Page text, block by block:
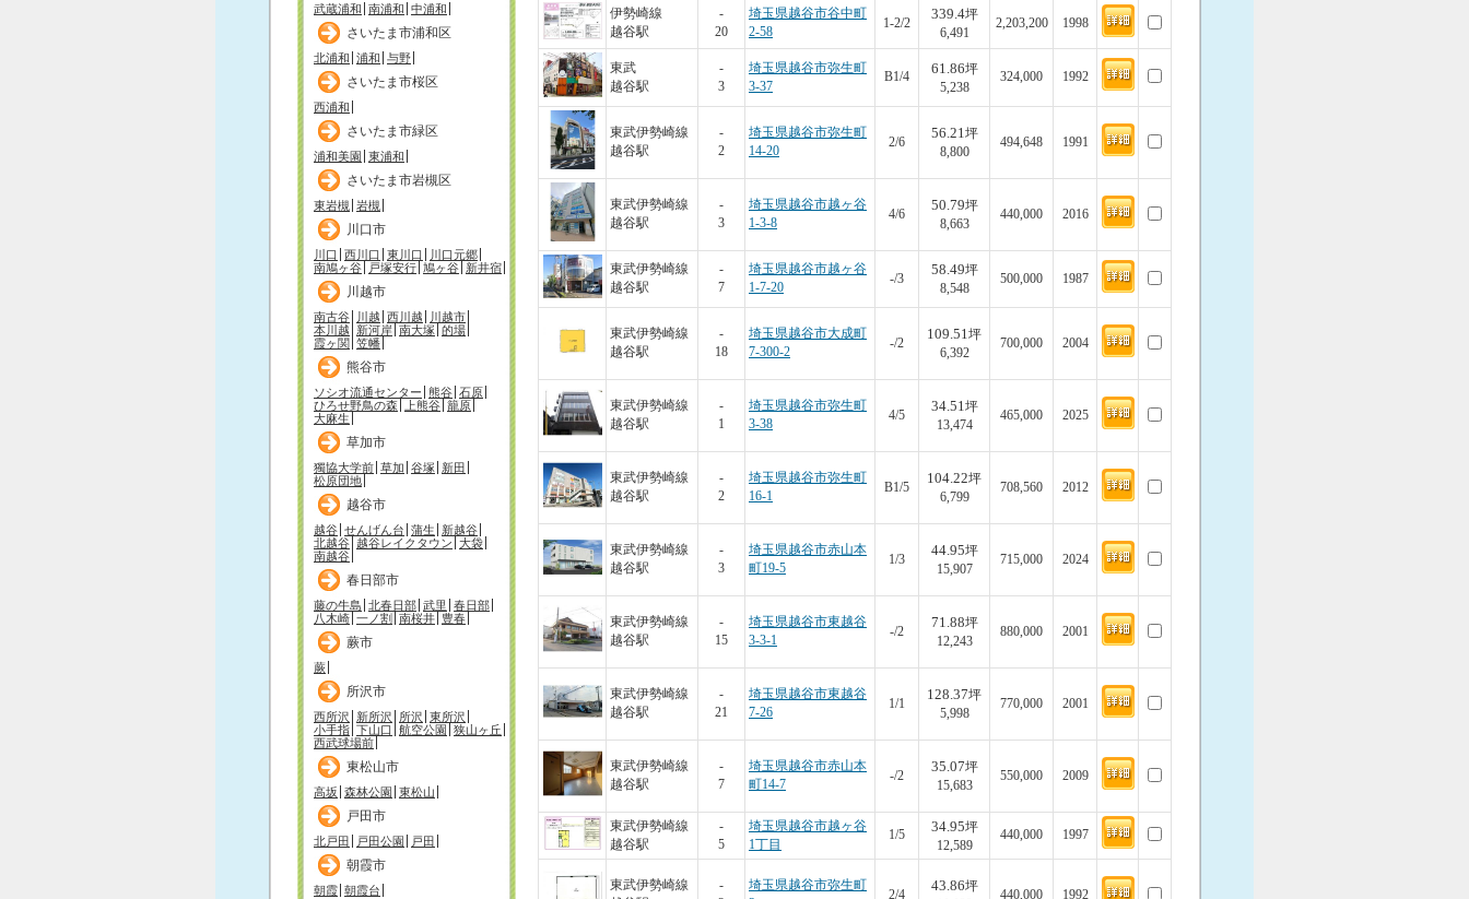
武蔵浦和 南浦和 中浦和
さいたま市浦和区
北浦和 浦和 与野
さいたま市桜区
西浦和
さいたま市緑区
浦和美園 東浦和
さいたま市岩槻区
東岩槻 岩槻
川口市
川口 西川口 東川口
川口元郷
南鳩ヶ谷
戸塚安行 鳩ヶ谷 新井宿
川越市
南古谷 川越 西川越
川越市
本川越
新河岸 南大塚 的場
霞ヶ関 笠幡
熊谷市
ソシオ流通センター 熊谷 石原
ひろせ野鳥の森
上熊谷 籠原
大麻生
草加市
獨協大学前 草加 谷塚
新田
松原団地
越谷市
越谷 せんげん台 蒲生
新越谷
北越谷 越谷レイクタウン 大袋
南越谷
春日部市
藤の牛島 北春日部 武里 春日部
八木崎 一ノ割 南桜井 豊春
蕨市
蕨
所沢市
西所沢 新所沢 所沢 東所沢
小手指 下山口 航空公園
狭山ヶ丘
西武球場前
東松山市
高坂 森林公園 東松山
戸田市
北戸田 戸田公園 戸田
朝霞市
朝霞 朝霞台
伊勢崎線
越谷駅
-
20
埼玉県越谷市谷中町
2-58
1-2/2
339.4坪
6,491
2,203,200 1998
東武
越谷駅
-
3
埼玉県越谷市弥生町
3-37
B1/4
61.86坪
5,238
324,000 1992
東武伊勢崎線
越谷駅
-
2
埼玉県越谷市弥生町
14-20
2/6
56.21坪
8,800
494,648 1991
東武伊勢崎線
越谷駅
-
3
埼玉県越谷市越ヶ谷
1-3-8
4/6
50.79坪
8,663
440,000 2016
東武伊勢崎線
越谷駅
-
7
埼玉県越谷市越ヶ谷
1-7-20
-/3
58.49坪
8,548
500,000 1987
東武伊勢崎線
越谷駅
-
18
埼玉県越谷市大成町
7-300-2
-/2
109.51坪
6,392
700,000 2004
東武伊勢崎線
越谷駅
-
1
埼玉県越谷市弥生町
3-38
4/5
34.51坪
13,474
465,000 2025
東武伊勢崎線
越谷駅
-
2
埼玉県越谷市弥生町
16-1
B1/5
104.22坪
6,799
708,560 2012
東武伊勢崎線
越谷駅
-
3
埼玉県越谷市赤山本
町19-5
1/3
44.95坪
15,907
715,000 2024
東武伊勢崎線
越谷駅
-
15
埼玉県越谷市東越谷
3-3-1
-/2
71.88坪
12,243
880,000 2001
東武伊勢崎線
越谷駅
-
21
埼玉県越谷市東越谷
7-26
1/1
128.37坪
5,998
770,000 2001
東武伊勢崎線
越谷駅
-
7
埼玉県越谷市赤山本
町14-7
-/2
35.07坪
15,683
550,000 2009
東武伊勢崎線
越谷駅
-
5
埼玉県越谷市越ヶ谷
1丁目
1/5
34.95坪
12,589
440,000 1997
東武伊勢崎線
-
埼玉県越谷市弥生町
2/4
43.86坪
440,000 1992